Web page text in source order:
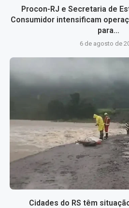
Procon-RJ e Secretaria de
Consumidor intensificam
para...
6 de agosto de
Cidades do RS têm